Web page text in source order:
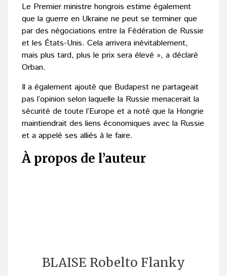
Le Premier ministre hongrois estime également
que la guerre en Ukraine ne peut se terminer que
par des négociations entre la Fédération de Russie
et les États-Unis. Cela arrivera inévitablement,
mais plus tard, plus le prix sera élevé », a déclaré
Orban.
Il a également ajouté que Budapest ne partageait
pas l’opinion selon laquelle la Russie menacerait la
sécurité de toute l’Europe et a noté que la Hongrie
maintiendrait des liens économiques avec la Russie
et a appelé ses alliés à le faire.
À propos de l’auteur
BLAISE Robelto Flanky